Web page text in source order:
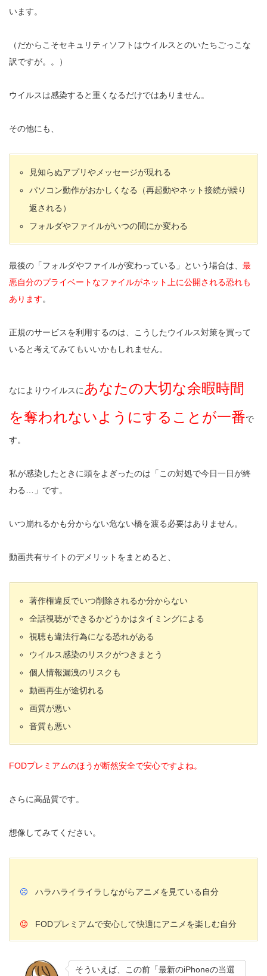
います。
（だからこそセキュリティソフトはウイルスとのいたちごっこな
訳ですが。。）
ウイルスは感染すると重くなるだけではありません。
その他にも、
見知らぬアプリやメッセージが現れる
パソコン動作がおかしくなる（再起動やネット接続が繰り
返される）
フォルダやファイルがいつの間にか変わる
最後の「フォルダやファイルが変わっている」という場合は、 最
悪自分のプライベートなファイルがネット上に公開される恐れも
あります。
正規のサービスを利用するのは、こうしたウイルス対策を買って
いると考えてみてもいいかもしれません。
なによりウイルスにあなたの大切な余暇時間
を奪われないようにすることが一番で
す。
私が感染したときに頭をよぎったのは「この対処で今日一日が終
わる…」です。
いつ崩れるかも分からない危ない橋を渡る必要はありません。
動画共有サイトのデメリットをまとめると、
著作権違反でいつ削除されるか分からない
全話視聴ができるかどうかはタイミングによる
視聴も違法行為になる恐れがある
ウイルス感染のリスクがつきまとう
個人情報漏洩のリスクも
動画再生が途切れる
画質が悪い
音質も悪い
FODプレミアムのほうが断然安全で安心ですよね。
さらに高品質です。
想像してみてください。
ハラハライライラしながらアニメを見ている自分
FODプレミアムで安心して快適にアニメを楽しむ自分
そういえば、この前「最新のiPhoneの当選